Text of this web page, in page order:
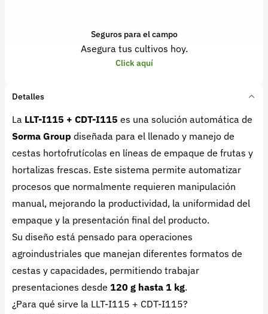
Seguros para el campo
Asegura tus cultivos hoy.
Click aquí
Detalles
La LLT-I115 + CDT-I115 es una solución automática de
Sorma Group diseñada para el llenado y manejo de
cestas hortofrutícolas en líneas de empaque de frutas y
hortalizas frescas. Este sistema permite automatizar
procesos que normalmente requieren manipulación
manual, mejorando la productividad, la uniformidad del
empaque y la presentación final del producto.
Su diseño está pensado para operaciones
agroindustriales que manejan diferentes formatos de
cestas y capacidades, permitiendo trabajar
presentaciones desde 120 g hasta 1 kg.
¿Para qué sirve la LLT-I115 + CDT-I115?